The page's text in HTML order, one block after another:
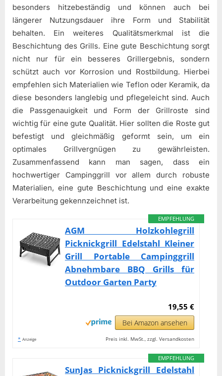
besonders hitzebeständig und können auch bei
längerer Nutzungsdauer ihre Form und Stabilität
behalten. Ein weiteres Qualitätsmerkmal ist die
Beschichtung des Grills. Eine gute Beschichtung sorgt
nicht nur für ein besseres Grillergebnis, sondern
schützt auch vor Korrosion und Rostbildung. Hierbei
empfehlen sich Materialien wie Teflon oder Keramik, da
diese besonders langlebig und pflegeleicht sind. Auch
die Passgenauigkeit und Form der Grillroste sind
wichtig für eine gute Qualität. Hier sollten die Roste gut
befestigt und gleichmäßig geformt sein, um ein
optimales Grillvergnügen zu gewährleisten.
Zusammenfassend kann man sagen, dass ein
hochwertiger Campinggrill vor allem durch robuste
Materialien, eine gute Beschichtung und eine exakte
Verarbeitung gekennzeichnet ist.
EMPFEHLUNG
AGM Holzkohlegrill
Picknickgrill Edelstahl Kleiner
Grill Portable Campinggrill
Abnehmbare BBQ Grills für
Outdoor Garten Party
19,55 €
Bei Amazon ansehen
* Anzeige Preis inkl. MwSt., zzgl. Versandkosten
EMPFEHLUNG
SunJas Picknickgrill Edelstahl